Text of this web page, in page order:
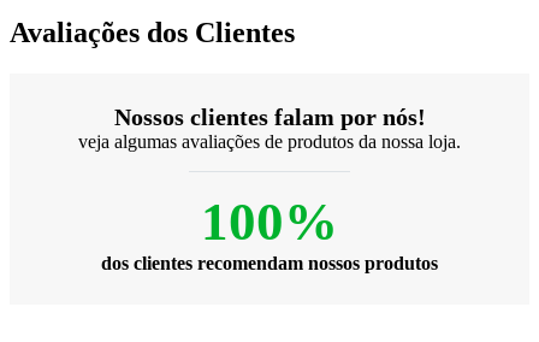
Avaliações dos Clientes
Nossos clientes falam por nós!
veja algumas avaliações de produtos da nossa loja.
100%
dos clientes recomendam nossos produtos